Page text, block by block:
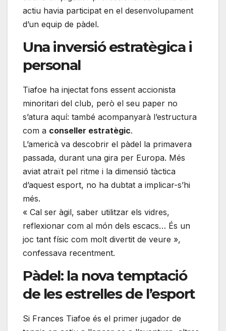
actiu havia participat en el desenvolupament
d’un equip de pàdel.
Una inversió estratègica i
personal
Tiafoe ha injectat fons essent accionista
minoritari del club, però el seu paper no
s’atura aquí: també acompanyarà l’estructura
com a conseller estratègic.
L’americà va descobrir el pàdel la primavera
passada, durant una gira per Europa. Més
aviat atraït pel ritme i la dimensió tàctica
d’aquest esport, no ha dubtat a implicar-s’hi
més.
« Cal ser àgil, saber utilitzar els vidres,
reflexionar com al món dels escacs… És un
joc tant físic com molt divertit de veure »,
confessava recentment.
Pàdel: la nova temptació
de les estrelles de l’esport
Si Frances Tiafoe és el primer jugador de